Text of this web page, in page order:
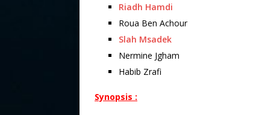
Riadh Hamdi
Roua Ben Achour
Slah Msadek
Nermine Jgham
Habib Zrafi
Synopsis :